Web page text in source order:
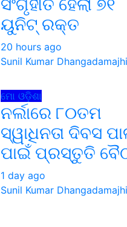
ସଂଗୃହୀତ ହେଲା ୭୧
ୟୁନିଟ୍ ରକ୍ତ
20 hours ago
Sunil Kumar Dhangadamajhi
ମୋ ଓଡ଼ିଶା
ନର୍ଲାରେ ୮୦ତମ
ସ୍ୱାଧିନତା ଦିବସ
ପାଇଁ ପ୍ରସ୍ତୁତି
1 day ago
Sunil Kumar Dhangadamajhi